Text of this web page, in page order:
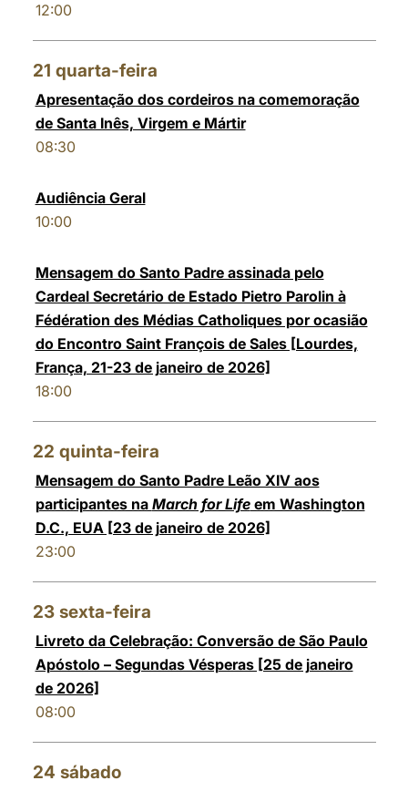
12:00
21 quarta-feira
Apresentação dos cordeiros na comemoração
de Santa Inês, Virgem e Mártir
08:30
Audiência Geral
10:00
Mensagem do Santo Padre assinada pelo
Cardeal Secretário de Estado Pietro Parolin à
Fédération des Médias Catholiques por ocasião
do Encontro Saint François de Sales [Lourdes,
França, 21-23 de janeiro de 2026]
18:00
22 quinta-feira
Mensagem do Santo Padre Leão XIV aos
participantes na March for Lifeem Washington
D.C., EUA [23 de janeiro de 2026]
23:00
23 sexta-feira
Livreto da Celebração: Conversão de São Paulo
Apóstolo – Segundas Vésperas [25 de janeiro
de 2026]
08:00
24 sábado